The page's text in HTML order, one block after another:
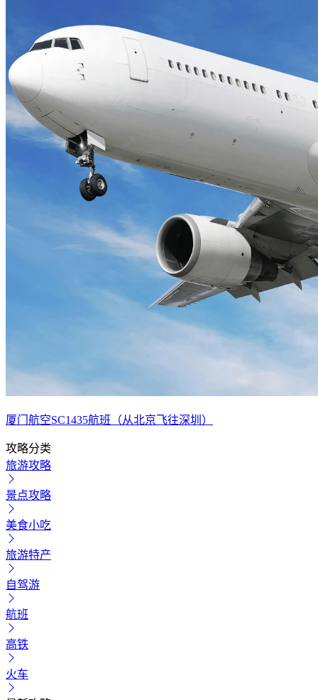
厦门航空SC1435航班（从北京飞往深圳）
攻略分类
旅游攻略
景点攻略
美食小吃
旅游特产
自驾游
航班
高铁
火车